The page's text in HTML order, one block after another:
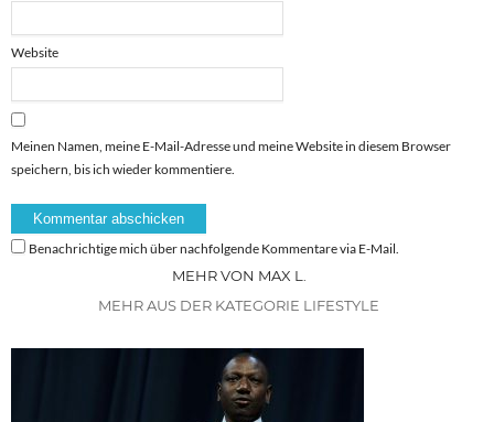
Website
Meinen Namen, meine E-Mail-Adresse und meine Website in diesem Browser
speichern, bis ich wieder kommentiere.
Benachrichtige mich über nachfolgende Kommentare via E-Mail.
MEHR VON MAX L.
MEHR AUS DER KATEGORIE LIFESTYLE